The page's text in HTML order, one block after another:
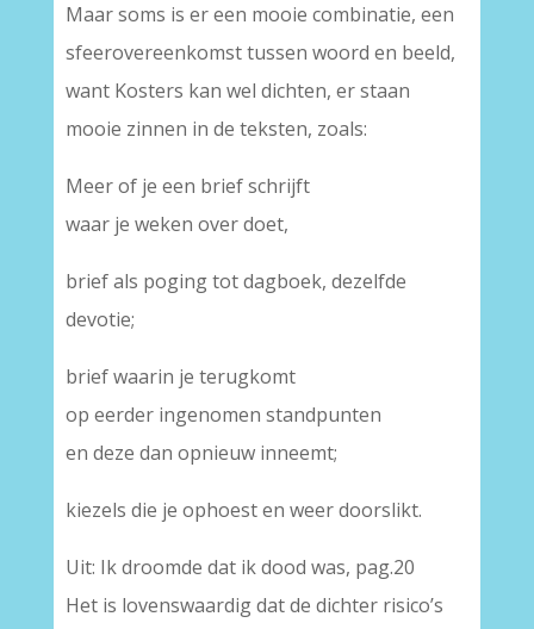
Maar soms is er een mooie combinatie, een
sfeerovereenkomst tussen woord en beeld,
want Kosters kan wel dichten, er staan
mooie zinnen in de teksten, zoals:
Meer of je een brief schrijft
waar je weken over doet,
brief als poging tot dagboek, dezelfde
devotie;
brief waarin je terugkomt
op eerder ingenomen standpunten
en deze dan opnieuw inneemt;
kiezels die je ophoest en weer doorslikt.
Uit: Ik droomde dat ik dood was, pag.20
Het is lovenswaardig dat de dichter risico’s